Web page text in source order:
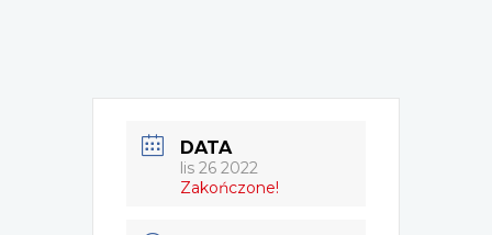
DATA
lis 26 2022
Zakończone!